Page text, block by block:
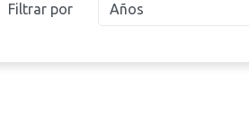
Filtrar por Años